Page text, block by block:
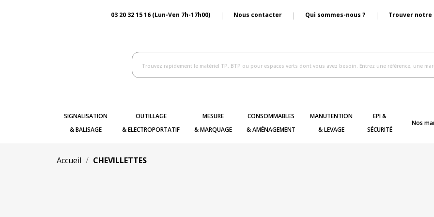
03 20 32 15 16 (Lun-Ven 7h-17h00) Nous contacter Qui sommes-nous ? Trouver notre
SIGNALISATION
& BALISAGE
OUTILLAGE
& ELECTROPORTATIF
MESURE
& MARQUAGE
CONSOMMABLES
& AMÉNAGEMENT
MANUTENTION
& LEVAGE
EPI &
SÉCURITÉ
Nos
Accueil CHEVILLETTES